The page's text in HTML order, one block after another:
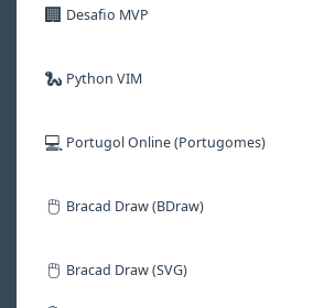
🏢 Desafio MVP
🐍 Python VIM
💻 Portugol Online (Portugomes)
🖱️ Bracad Draw (BDraw)
🖱️ Bracad Draw (SVG)